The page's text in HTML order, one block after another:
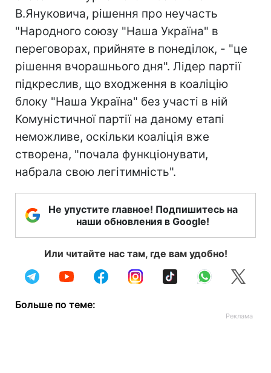
В.Януковича, рішення про неучасть
"Народного союзу "Наша Україна" в
переговорах, прийняте в понеділок, - "це
рішення вчорашнього дня". Лідер партії
підкреслив, що входження в коаліцію
блоку "Наша Україна" без участі в ній
Комуністичної партії на даному етапі
неможливе, оскільки коаліція вже
створена, "почала функціонувати,
набрала свою легітимність".
Не упустите главное! Подпишитесь на
наши обновления в Google!
Или читайте нас там, где вам удобно!
Больше по теме: